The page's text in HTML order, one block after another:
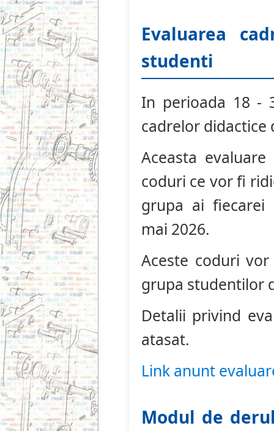
Evaluarea
studenti
In perioada 18 -
cadrelor didactice
Aceasta
coduri ce vor fi
grupa ai fiecarei
mai 2026.
Aceste coduri
grupa studentilor
Detalii privind
atasat.
Link anunt
Modul de